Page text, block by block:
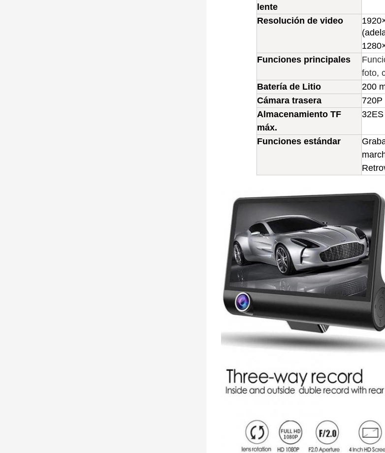
lente
Resolución de video 1920
1280
Funciones principales
foto,
Batería de Litio
200
Cámara trasera
720P
Almacenamiento TF
máx.
32ES
Funciones estándar